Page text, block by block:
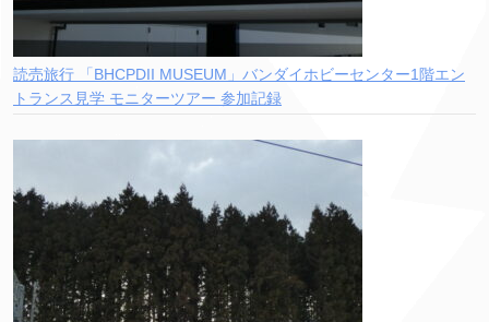
読売旅行 「BHCPDII MUSEUM」バンダイホビーセンター1階エン
トランス見学 モニターツアー 参加記録